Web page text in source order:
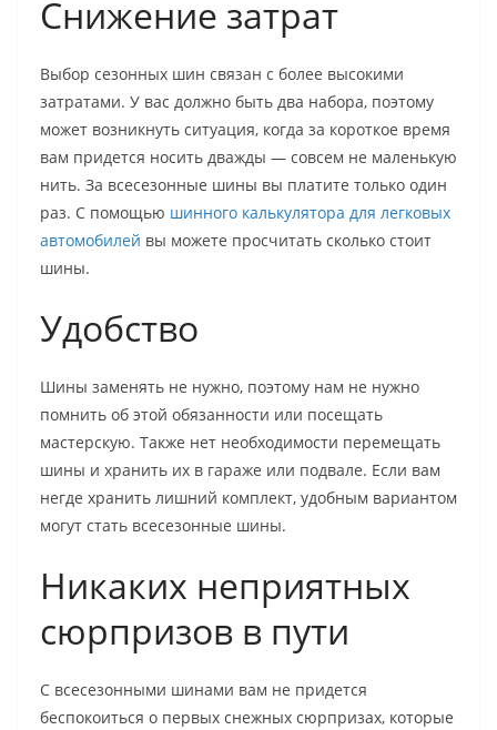
Снижение затрат
Выбор сезонных шин связан с более высокими
затратами. У вас должно быть два набора, поэтому
может возникнуть ситуация, когда за короткое время
вам придется носить дважды — совсем не маленькую
нить. За всесезонные шины вы платите только один
раз. С помощью шинного калькулятора для легковых
автомобилей вы можете просчитать сколько стоит
шины.
Удобство
Шины заменять не нужно, поэтому нам не нужно
помнить об этой обязанности или посещать
мастерскую. Также нет необходимости перемещать
шины и хранить их в гараже или подвале. Если вам
негде хранить лишний комплект, удобным вариантом
могут стать всесезонные шины.
Никаких неприятных
сюрпризов в пути
С всесезонными шинами вам не придется
беспокоиться о первых снежных сюрпризах, которые